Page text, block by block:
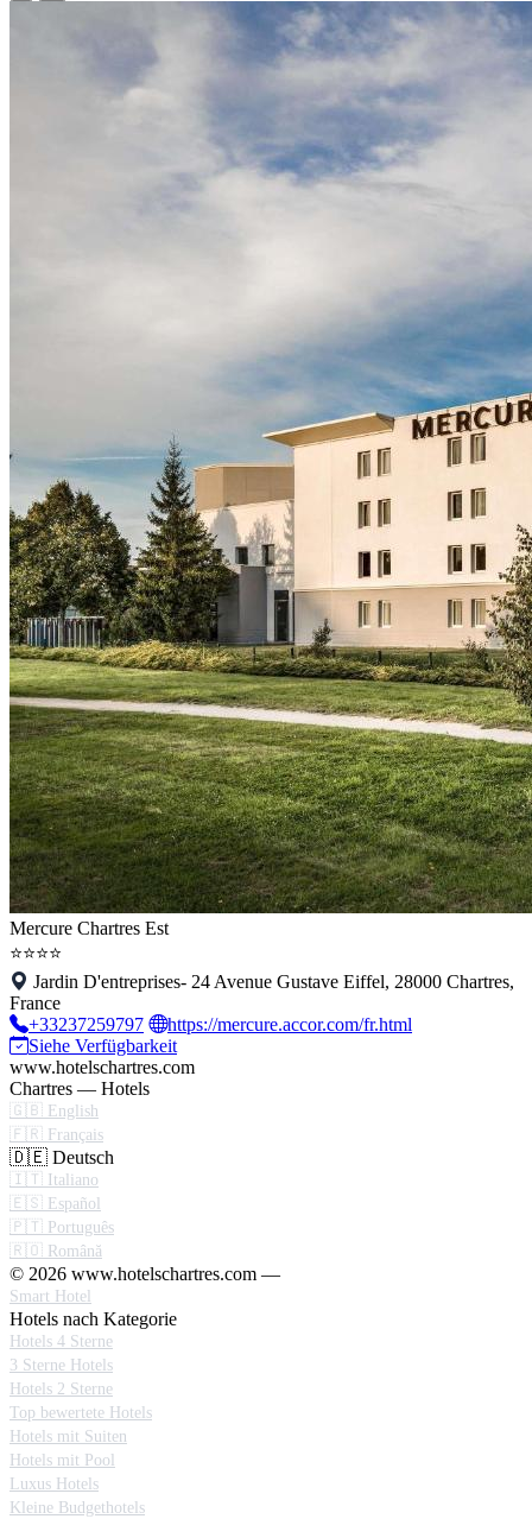
Mercure Chartres Est
⭐⭐⭐⭐
Jardin D'entreprises- 24 Avenue Gustave Eiffel, 28000 Chartres,
France
+33237259797
https://mercure.accor.com/fr.html
Siehe Verfügbarkeit
www.hotelschartres.com
Chartres — Hotels
🇬🇧 English
🇫🇷 Français
🇩🇪 Deutsch
🇮🇹 Italiano
🇪🇸 Español
🇵🇹 Português
🇷🇴 Română
© 2026 www.hotelschartres.com —
Smart Hotel
Hotels nach Kategorie
Hotels 4 Sterne
3 Sterne Hotels
Hotels 2 Sterne
Top bewertete Hotels
Hotels mit Suiten
Hotels mit Pool
Luxus Hotels
Kleine Budgethotels